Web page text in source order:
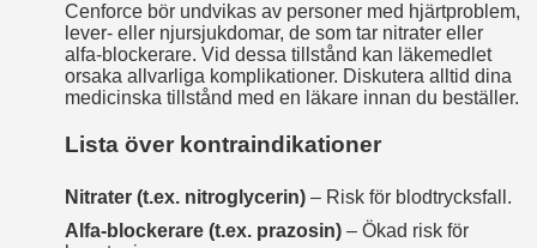
Cenforce bör undvikas av personer med hjärtproblem,
lever- eller njursjukdomar, de som tar nitrater eller
alfa-blockerare. Vid dessa tillstånd kan läkemedlet
orsaka allvarliga komplikationer. Diskutera alltid dina
medicinska tillstånd med en läkare innan du beställer.
Lista över kontraindikationer
Nitrater (t.ex. nitroglycerin)– Risk för blodtrycksfall.
Alfa-blockerare (t.ex. prazosin)– Ökad risk för